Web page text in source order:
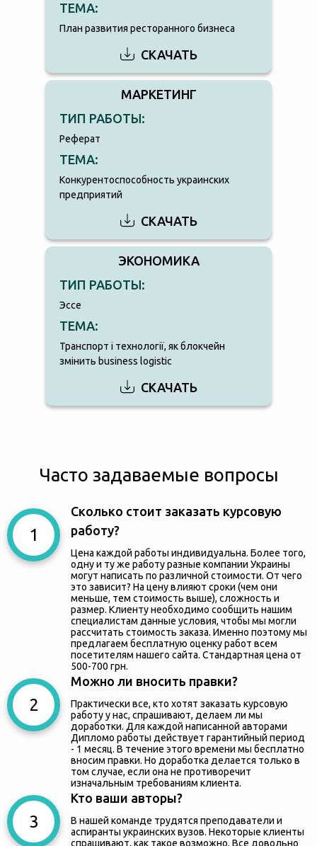
ТЕМА:
План развития ресторанного бизнеса
СКАЧАТЬ
МАРКЕТИНГ
ТИП РАБОТЫ:
Реферат
ТЕМА:
Конкурентоспособность украинских
предприятий
СКАЧАТЬ
ЭКОНОМИКА
ТИП РАБОТЫ:
Эссе
ТЕМА:
Транспорт і технології, як блокчейн
змінить business logistic
СКАЧАТЬ
Часто задаваемые вопросы
Сколько стоит заказать курсовую
работу?
Цена каждой работы индивидуальна. Более того,
одну и ту же работу разные компании Украины
могут написать по различной стоимости. От чего
это зависит? На цену влияют сроки (чем они
меньше, тем стоимость выше), сложность и
размер. Клиенту необходимо сообщить нашим
специалистам данные условия, чтобы мы могли
рассчитать стоимость заказа. Именно поэтому мы
предлагаем бесплатную оценку работ всем
посетителям нашего сайта. Стандартная цена от
500-700 грн.
Можно ли вносить правки?
Практически все, кто хотят заказать курсовую
работу у нас, спрашивают, делаем ли мы
доработки. Для каждой написанной авторами
Дипломо работы действует гарантийный период
- 1 месяц. В течение этого времени мы бесплатно
вносим правки. Но доработка делается только в
том случае, если она не противоречит
изначальным требованиям клиента.
Кто ваши авторы?
В нашей команде трудятся преподаватели и
аспиранты украинских вузов. Некоторые клиенты
спрашивают, как такое возможно. Все довольно